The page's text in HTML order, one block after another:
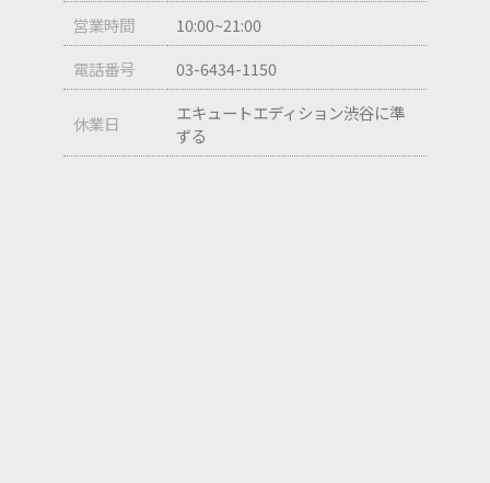
営業時間
10:00~21:00
電話番号
03-6434-1150
休業日
エキュートエディション渋谷に準
ずる